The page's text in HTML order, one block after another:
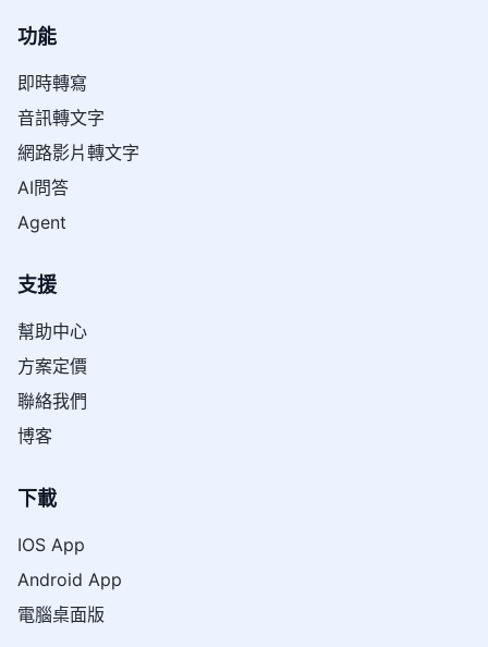
功能
即時轉寫
音訊轉文字
網路影片轉文字
AI問答
Agent
支援
幫助中心
方案定價
聯絡我們
博客
下載
IOS App
Android App
電腦桌面版